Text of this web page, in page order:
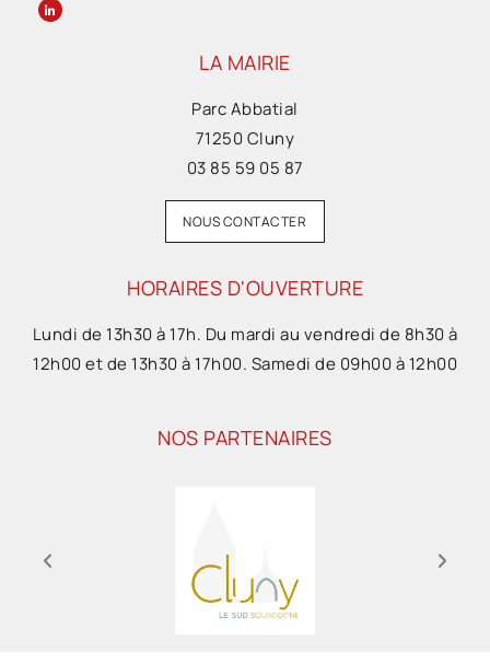
LA MAIRIE
Parc Abbatial
71250 Cluny
03 85 59 05 87
NOUS CONTACTER
HORAIRES D'OUVERTURE
Lundi de 13h30 à 17h. Du mardi au vendredi de 8h30 à
12h00 et de 13h30 à 17h00. Samedi de 09h00 à 12h00
NOS PARTENAIRES